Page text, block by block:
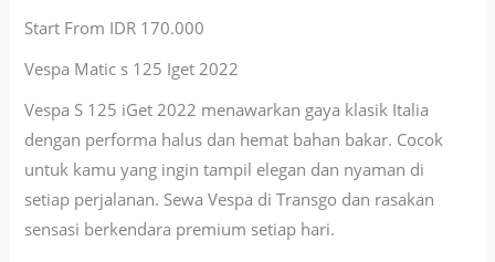
Start From IDR 170.000
Vespa Matic s 125 Iget 2022
Vespa S 125 iGet 2022 menawarkan gaya klasik Italia
dengan performa halus dan hemat bahan bakar. Cocok
untuk kamu yang ingin tampil elegan dan nyaman di
setiap perjalanan. Sewa Vespa di Transgo dan rasakan
sensasi berkendara premium setiap hari.